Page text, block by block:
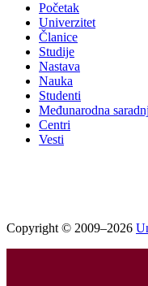
Početak
Univerzitet
Članice
Studije
Nastava
Nauka
Studenti
Međunarodna
Centri
Vesti
Copyright © 2009–2026